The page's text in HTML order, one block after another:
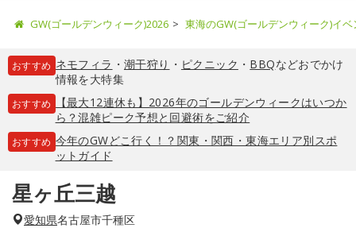
GW(ゴールデンウィーク)2026 東海のGW(ゴールデンウィーク)イ
おすすめ ネモフィラ ・ 潮干狩り ・ ピクニック ・ BBQなどおでかけ
情報を大特集
おすすめ
【最大12連休も】2026年のゴールデンウィークはいつか
ら？混雑ピーク予想と回避術をご紹介
おすすめ 今年のGWどこ行く！？関東・関西・東海エリア別スポ
ットガイド
星ヶ丘三越
愛知県名古屋市千種区